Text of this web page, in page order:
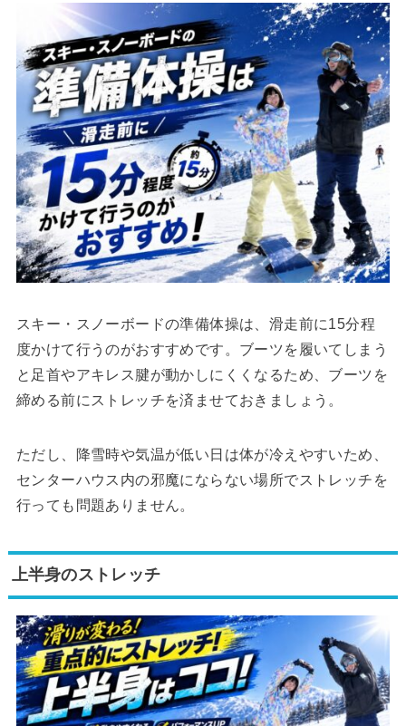
スキー・スノーボードの準備体操は、滑走前に15分程
度かけて行うのがおすすめです。ブーツを履いてしまう
と足首やアキレス腱が動かしにくくなるため、ブーツを
締める前にストレッチを済ませておきましょう。
ただし、降雪時や気温が低い日は体が冷えやすいため、
センターハウス内の邪魔にならない場所でストレッチを
行っても問題ありません。
上半身のストレッチ